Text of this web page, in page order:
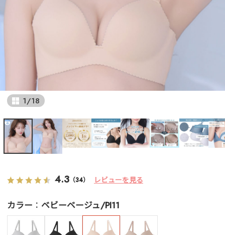
1/18
4.3 （34） レビューを見る
カラー ベビーベージュ/PI11